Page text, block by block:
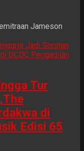
Jameson
Tur
di
Edisi 65